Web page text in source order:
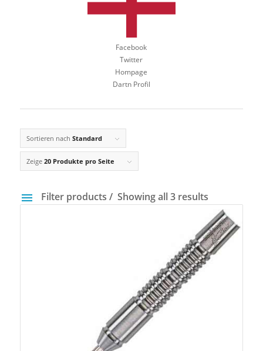
Facebook
Twitter
Hompage
Dartn Profil
Sortieren nach Standard
Zeige 20 Produkte pro Seite
Filter products Showing all 3 results
60 €
46